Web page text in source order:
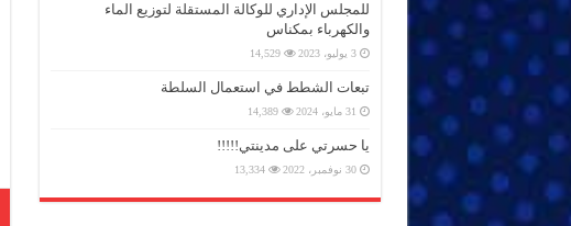
للمجلس الإداري للوكالة المستقلة لتوزيع الماء
والكهرباء بمكناس
3 يوليو، 2023 14,529
تبعات الشطط في استعمال السلطة
31 مايو، 2024 14,389
يا حسرتي على مدينتي!!!!!
30 نوفمبر، 2022 13,334